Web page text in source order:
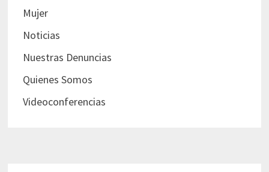
Mujer
Noticias
Nuestras Denuncias
Quienes Somos
Videoconferencias